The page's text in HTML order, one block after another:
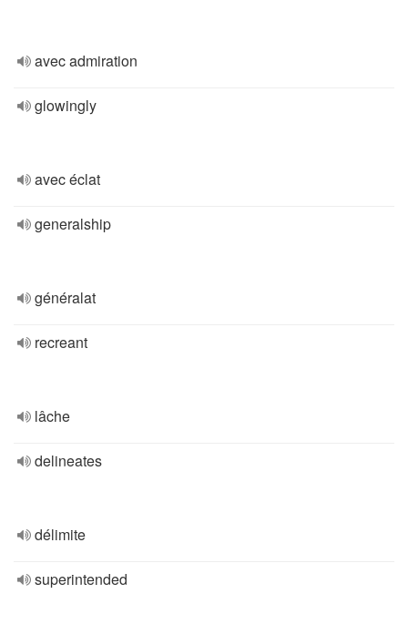
avec admiration
glowingly
avec éclat
generalship
généralat
recreant
lâche
delineates
délimite
superintended